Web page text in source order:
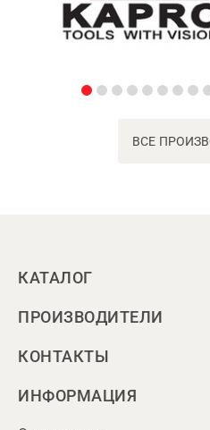
ВСЕ
КАТАЛОГ
ПРОИЗВОДИТЕЛИ
КОНТАКТЫ
ИНФОРМАЦИЯ